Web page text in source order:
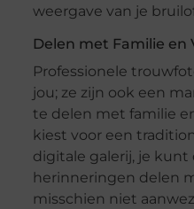
weergave van je
Delen met Familie en
Professionele
jou; ze zijn ook een
te delen met familie
kiest voor een
digitale galerij, je kunt
herinneringen delen
misschien niet